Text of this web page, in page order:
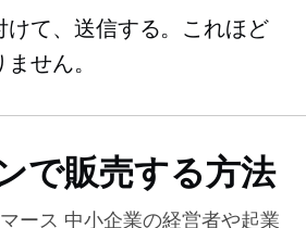
けて、送信する。これほど
せん。
で販売する方法
ース 中小企業の経営者や起業